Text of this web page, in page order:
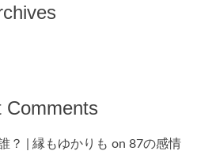
Comments
？ | 縁もゆかりも on 87の感情